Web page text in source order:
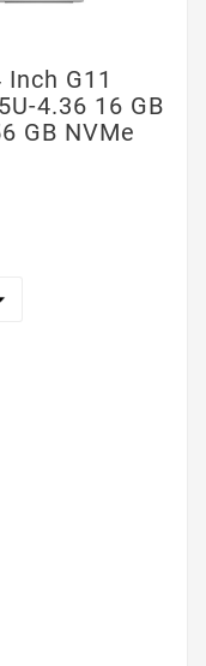
G11
4.36 16 GB
GB NVMe